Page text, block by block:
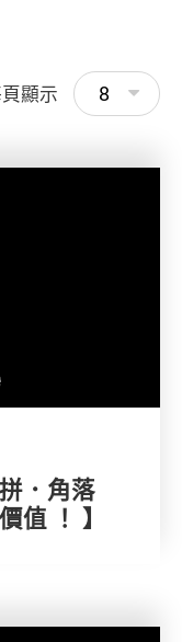
顯示 8
．角落
值 ！ 】